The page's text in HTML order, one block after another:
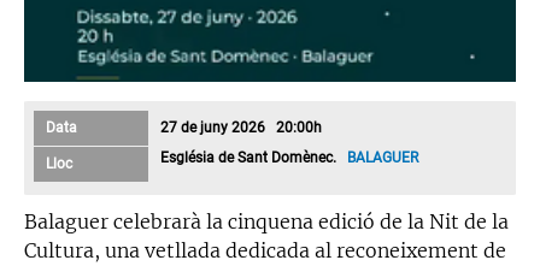
Data 27 de juny 2026 20:00h
Lloc Església de Sant Domènec. BALAGUER
Balaguer celebrarà la cinquena edició de la Nit de la
Cultura, una vetllada dedicada al reconeixement de